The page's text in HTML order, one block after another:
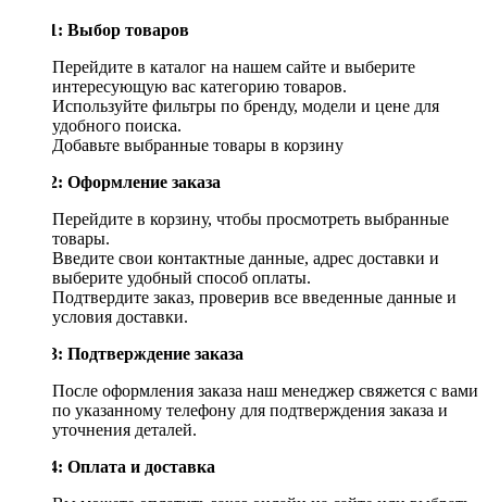
Шаг 1: Выбор товаров
Перейдите в каталог на нашем сайте и выберите
интересующую вас категорию товаров.
Используйте фильтры по бренду, модели и цене для
удобного поиска.
Добавьте выбранные товары в корзину
Шаг 2: Оформление заказа
Перейдите в корзину, чтобы просмотреть выбранные
товары.
Введите свои контактные данные, адрес доставки и
выберите удобный способ оплаты.
Подтвердите заказ, проверив все введенные данные и
условия доставки.
Шаг 3: Подтверждение заказа
После оформления заказа наш менеджер свяжется с вами
по указанному телефону для подтверждения заказа и
уточнения деталей.
Шаг 4: Оплата и доставка